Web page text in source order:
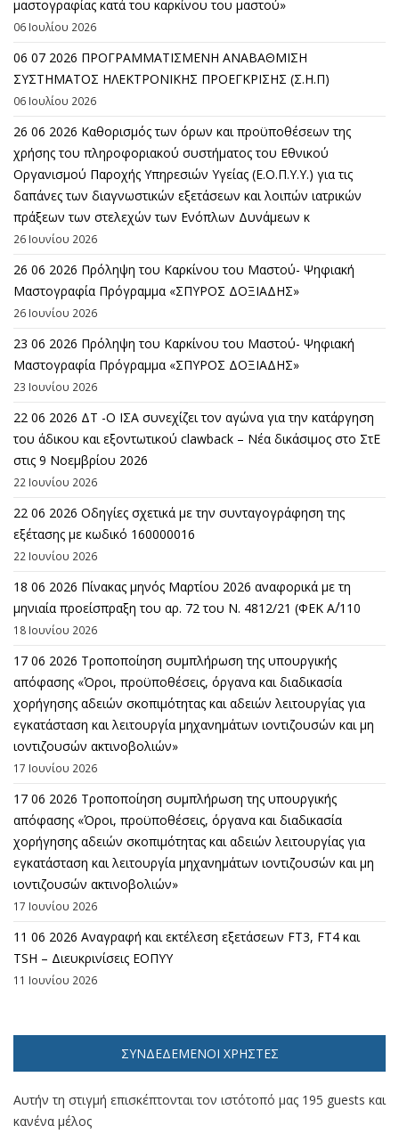
μαστογραφίας κατά του καρκίνου του μαστού»
06 Ιουλίου 2026
06 07 2026 ΠΡΟΓΡΑΜΜΑΤΙΣΜΕΝΗ ΑΝΑΒΑΘΜΙΣΗ
ΣΥΣΤΗΜΑΤΟΣ ΗΛΕΚΤΡΟΝΙΚΗΣ ΠΡΟΕΓΚΡΙΣΗΣ (Σ.Η.Π)
06 Ιουλίου 2026
26 06 2026 Καθορισμός των όρων και προϋποθέσεων της
χρήσης του πληροφοριακού συστήματος του Εθνικού
Οργανισμού Παροχής Υπηρεσιών Υγείας (Ε.Ο.Π.Υ.Υ.) για τις
δαπάνες των διαγνωστικών εξετάσεων και λοιπών ιατρικών
πράξεων των στελεχών των Ενόπλων Δυνάμεων κ
26 Ιουνίου 2026
26 06 2026 Πρόληψη του Καρκίνου του Μαστού- Ψηφιακή
Μαστογραφία Πρόγραμμα «ΣΠΥΡΟΣ ΔΟΞΙΑΔΗΣ»
26 Ιουνίου 2026
23 06 2026 Πρόληψη του Καρκίνου του Μαστού- Ψηφιακή
Μαστογραφία Πρόγραμμα «ΣΠΥΡΟΣ ΔΟΞΙΑΔΗΣ»
23 Ιουνίου 2026
22 06 2026 ΔΤ -Ο ΙΣΑ συνεχίζει τον αγώνα για την κατάργηση
του άδικου και εξοντωτικού clawback – Νέα δικάσιμος στο ΣτΕ
στις 9 Νοεμβρίου 2026
22 Ιουνίου 2026
22 06 2026 Οδηγίες σχετικά με την συνταγογράφηση της
εξέτασης με κωδικό 160000016
22 Ιουνίου 2026
18 06 2026 Πίνακας μηνός Μαρτίου 2026 αναφορικά με τη
μηνιαία προείσπραξη του αρ. 72 του Ν. 4812/21 (ΦΕΚ Α΄/110
18 Ιουνίου 2026
17 06 2026 Τροποποίηση συμπλήρωση της υπουργικής
απόφασης «Όροι, προϋποθέσεις, όργανα και διαδικασία
χορήγησης αδειών σκοπιμότητας και αδειών λειτουργίας για
εγκατάσταση και λειτουργία μηχανημάτων ιοντιζουσών και μη
ιοντιζουσών ακτινοβολιών»
17 Ιουνίου 2026
17 06 2026 Τροποποίηση συμπλήρωση της υπουργικής
απόφασης «Όροι, προϋποθέσεις, όργανα και διαδικασία
χορήγησης αδειών σκοπιμότητας και αδειών λειτουργίας για
εγκατάσταση και λειτουργία μηχανημάτων ιοντιζουσών και μη
ιοντιζουσών ακτινοβολιών»
17 Ιουνίου 2026
11 06 2026 Αναγραφή και εκτέλεση εξετάσεων FT3, FT4 και
TSH – Διευκρινίσεις ΕΟΠΥΥ
11 Ιουνίου 2026
ΣΥΝΔΕΔΕΜΈΝΟΙ ΧΡΉΣΤΕΣ
Αυτήν τη στιγμή επισκέπτονται τον ιστότοπό μας 195 guests και
κανένα μέλος